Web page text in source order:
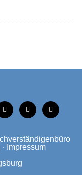
mobilemail
· Impressum